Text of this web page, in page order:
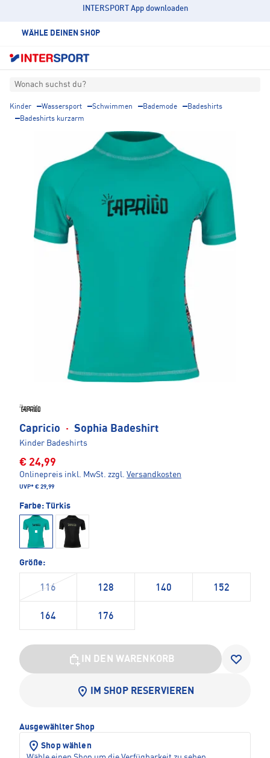
INTERSPORT App downloaden
WÄHLE DEINEN SHOP
Wonach suchst du?
Kinder Wassersport Schwimmen Bademode
Badeshirts
Badeshirts kurzarm
Capricio · Sophia Badeshirt
Kinder Badeshirts
€ 24,99
Onlinepreis inkl. MwSt. zzgl. Versandkosten
UVP* € 29,99
Farbe: Türkis
Größe:
116 128 140 152
164 176
IN DEN WARENKORB
IM SHOP RESERVIEREN
Ausgewählter Shop
Shop wählen